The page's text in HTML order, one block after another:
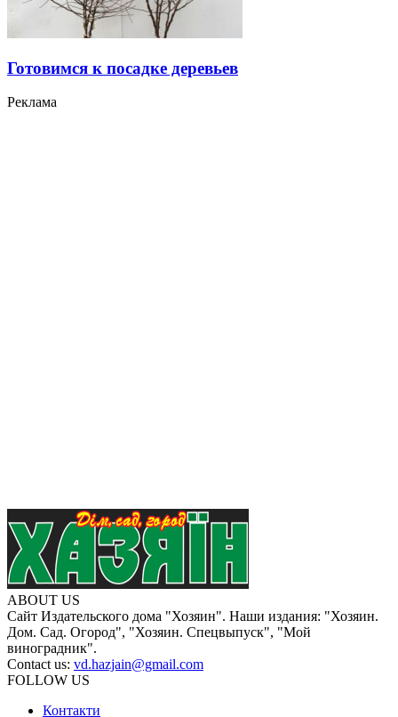
Готовимся к посадке деревьев
Реклама
ABOUT US
Сайт Издательского дома "Хозяин". Наши издания: "Хозяин.
Дом. Сад. Огород", "Хозяин. Спецвыпуск", "Мой
виноградник".
Contact us: vd.hazjain@gmail.com
FOLLOW US
Контакти